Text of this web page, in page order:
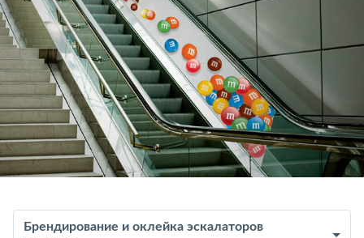
Брендирование и оклейка эскалаторов